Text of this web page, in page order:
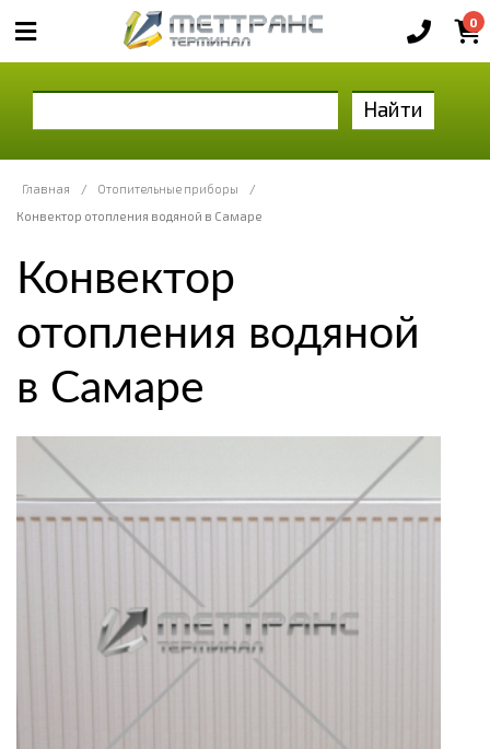
0
Найти
Главная / Отопительные приборы
/
Конвектор отопления водяной в Самаре
Конвектор
отопления водяной
в Самаре